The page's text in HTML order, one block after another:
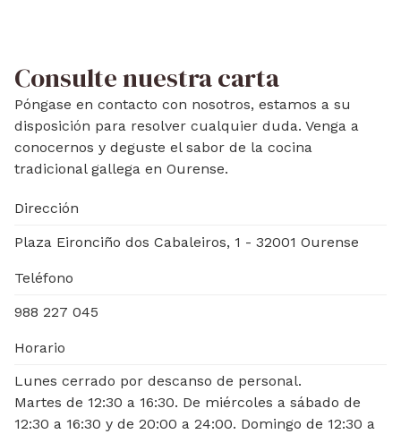
Consulte nuestra carta
Póngase en contacto con nosotros, estamos a su
disposición para resolver cualquier duda. Venga a
conocernos y deguste el sabor de la cocina
tradicional gallega en Ourense.
Dirección
Plaza Eironciño dos Cabaleiros, 1 - 32001 Ourense
Teléfono
988 227 045
Horario
Lunes cerrado por descanso de personal.
Martes de 12:30 a 16:30. De miércoles a sábado de
12:30 a 16:30 y de 20:00 a 24:00. Domingo de 12:30 a